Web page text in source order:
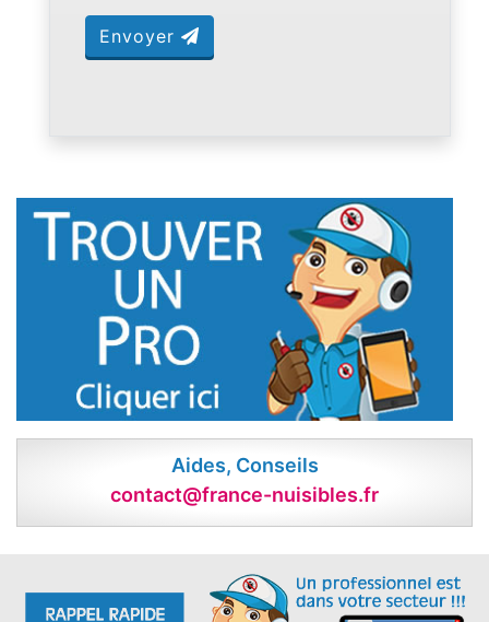
Envoyer
Aides, Conseils
contact@france-nuisibles.fr